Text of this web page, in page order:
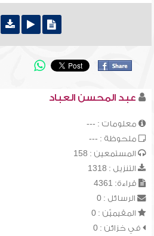
عبد المحسن العباد
معلومات : ---
ملحوظة : ---
المستمعين : 158
التنزيل : 1318
قراءة: 4361
الرسائل : 0
المقيميّن : 0
في خزائن : 0